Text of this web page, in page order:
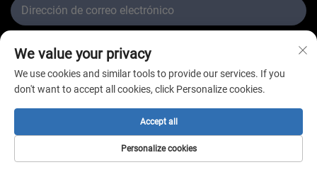
Enviar
Derechos de autor © Changzhou New Star Refrigeration
Co., Ltd. Todos los derechos reservados
We value your privacy
We use cookies and similar tools to provide our services. If you
don't want to accept all cookies, click Personalize cookies.
Personalize cookies
Accept all